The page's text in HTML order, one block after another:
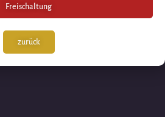
Freischaltung
zurück